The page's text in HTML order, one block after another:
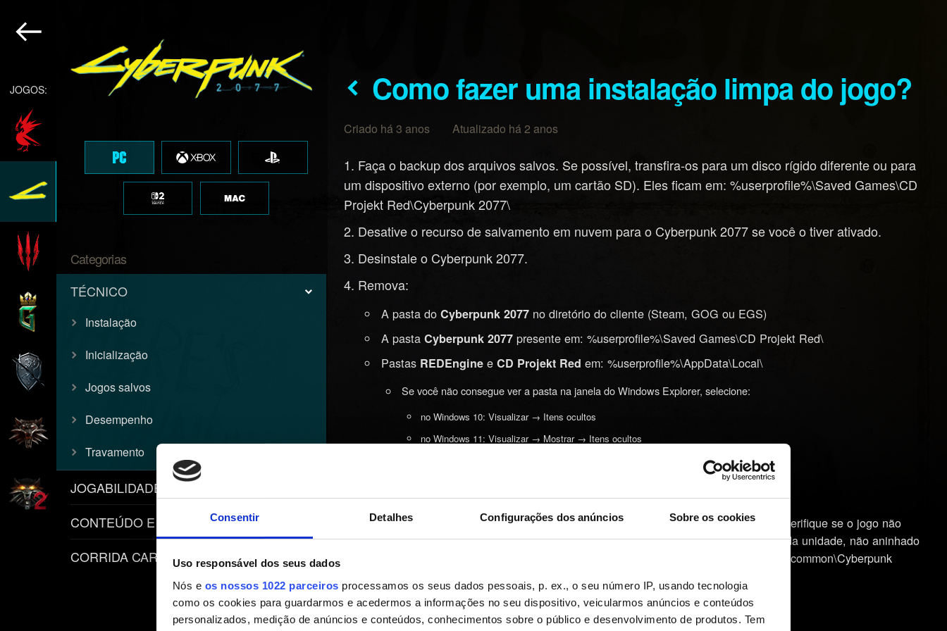
Consentir Detalhes Configurações dos anúncios Sobre os cookies
Uso responsável dos seus dados
Nós e os nossos 1022 parceiros processamos os seus dados pessoais, p. ex., o seu número IP, usando tecnologia
como os cookies para guardarmos e acedermos a informações no seu dispositivo, veicularmos anúncios e conteúdos
personalizados, medição de anúncios e conteúdos, conhecimentos sobre o público e desenvolvimento de produtos. Tem
JOGOS:
Categorias
TÉCNICO
Instalação
Inicialização
Jogos salvos
Desempenho
Travamento
JOGABILIDADE
CONTEÚDO E POLÍTICAS
CORRIDA CARPEADO
Como fazer uma instalação limpa do jogo?
Criado há 3 anos Atualizado há 2 anos
Faça o backup dos arquivos salvos. Se possível, transfira-os para um disco rígido diferente ou para
um dispositivo externo (por exemplo, um cartão SD). Eles ficam em: %userprofile%\Saved Games\CD
Projekt Red\Cyberpunk 2077\
Desative o recurso de salvamento em nuvem para o Cyberpunk 2077 se você o tiver ativado.
Desinstale o Cyberpunk 2077.
Remova:
A pasta doCyberpunk 2077 no diretório do cliente (Steam, GOG ou EGS)
A pastaCyberpunk 2077 presente em: %userprofile%\Saved Games\CD Projekt Red\
Pastas REDEngine eCD Projekt Red em: %userprofile%\AppData\Local\
Se você não consegue ver a pasta na janela do Windows Explorer, selecione:
no Windows 10: Visualizar → Itens ocultos
no Windows 11: Visualizar → Mostrar → Itens ocultos
Não instale nenhum mod!
Se você instalar o jogo na mesma partição em que fica o sistema operacional, verifique se o jogo não
está bloqueado pelas configurações de permissões do Windows. Instale-o na raiz da unidade, não aninhado
em algumas pastas. Exemplo de caminho após a instalação: C:\Steam\steamapps\common\Cyberpunk
Se o problema encontrado for técnico (o jogo trava, não inicia etc.):